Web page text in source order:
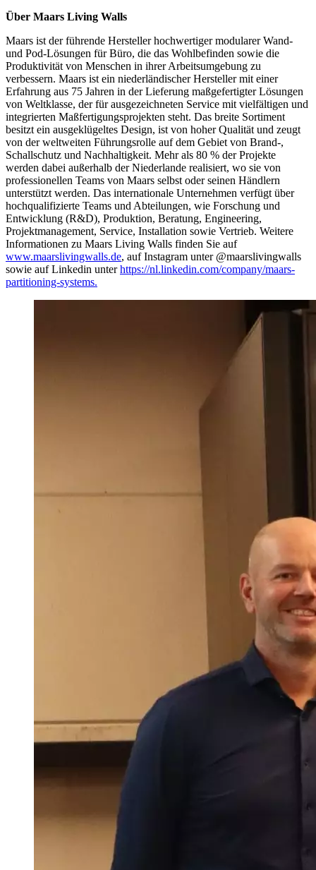
Über Maars Living Walls
Maars ist der führende Hersteller hochwertiger modularer Wand-
und Pod-Lösungen für Büro, die das Wohlbefinden sowie die
Produktivität von Menschen in ihrer Arbeitsumgebung zu
verbessern. Maars ist ein niederländischer Hersteller mit einer
Erfahrung aus 75 Jahren in der Lieferung maßgefertigter Lösungen
von Weltklasse, der für ausgezeichneten Service mit vielfältigen und
integrierten Maßfertigungsprojekten steht. Das breite Sortiment
besitzt ein ausgeklügeltes Design, ist von hoher Qualität und zeugt
von der weltweiten Führungsrolle auf dem Gebiet von Brand-,
Schallschutz und Nachhaltigkeit. Mehr als 80 % der Projekte
werden dabei außerhalb der Niederlande realisiert, wo sie von
professionellen Teams von Maars selbst oder seinen Händlern
unterstützt werden. Das internationale Unternehmen verfügt über
hochqualifizierte Teams und Abteilungen, wie Forschung und
Entwicklung (R&D), Produktion, Beratung, Engineering,
Projektmanagement, Service, Installation sowie Vertrieb. Weitere
Informationen zu Maars Living Walls finden Sie auf
www.maarslivingwalls.de, auf Instagram unter @maarslivingwalls
sowie auf Linkedin unterhttps://nl.linkedin.com/company/maars-
partitioning-systems.